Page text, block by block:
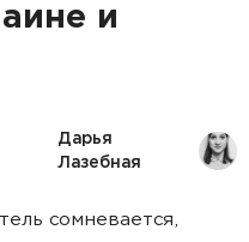
и
Дарья
Лазебная
сомневается,